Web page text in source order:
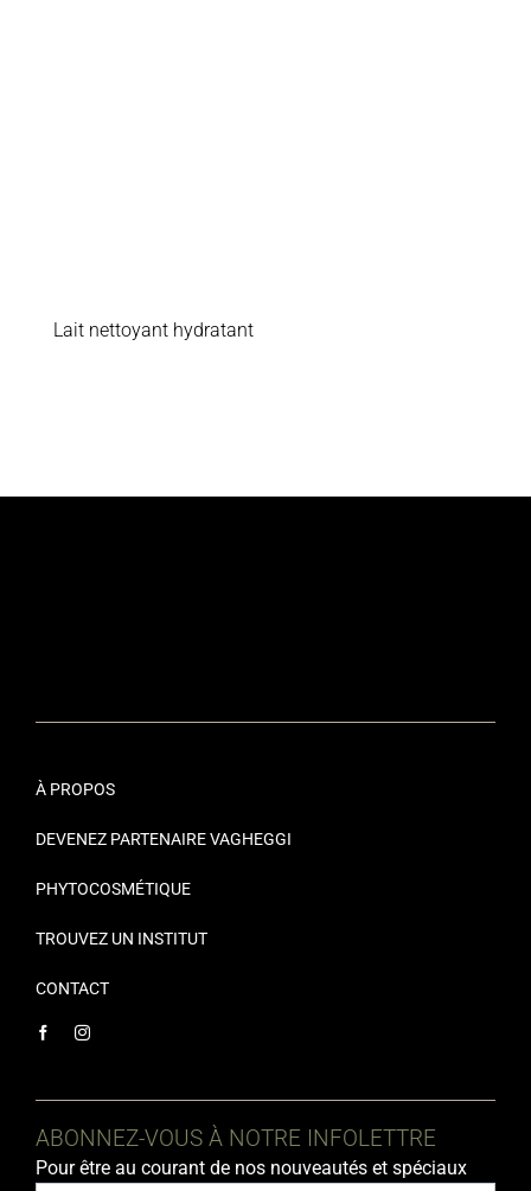
Lait nettoyant hydratant
À PROPOS
DEVENEZ PARTENAIRE VAGHEGGI
PHYTOCOSMÉTIQUE
TROUVEZ UN INSTITUT
CONTACT
ABONNEZ-VOUS À NOTRE INFOLETTRE
Pour être au courant de nos nouveautés et spéciaux